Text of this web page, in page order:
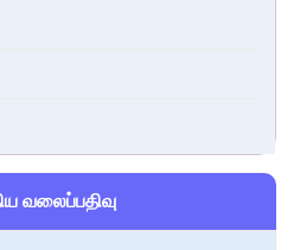
வலைப்பதிவு